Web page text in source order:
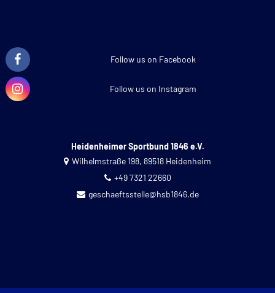
Follow us on Facebook
Follow us on Instagram
Heidenheimer Sportbund 1846 e.V.
Wilhelmstraße 198, 89518 Heidenheim
+49 7321 22660
geschaeftsstelle@hsb1846.de